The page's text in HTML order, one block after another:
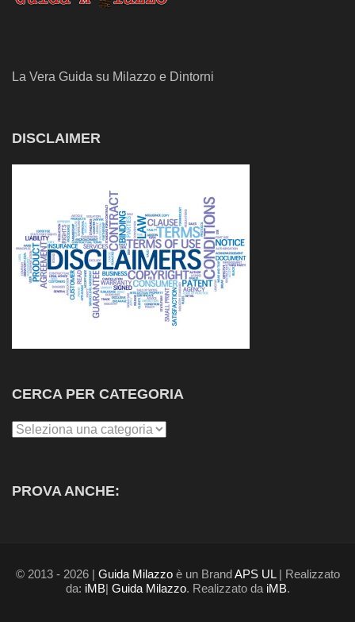
La Vera Guida su Milazzo e Dintorni
DISCLAIMER
CERCA PER CATEGORIA
Cerca
PROVA ANCHE:
© 2013 - 2026 | Guida Milazzo è un BrandAPS UL| Realizzato
da: iMB| Guida Milazzo. Realizzato da iMB.